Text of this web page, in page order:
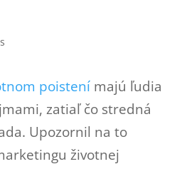
poistení majú ľudia
zatiaľ čo stredná
Upozornil na to
životnej